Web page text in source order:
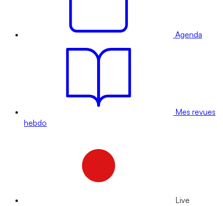
Agenda
Mes revues
hebdo
Live